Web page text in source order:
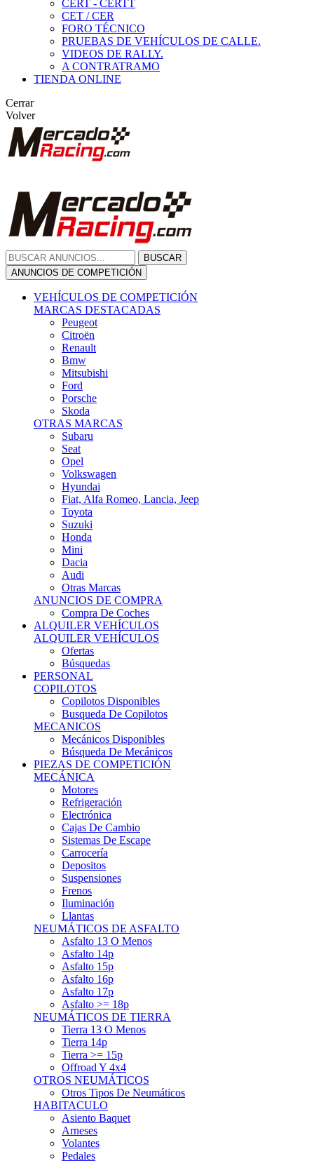
CERT - CERTT
CET / CER
FORO TÉCNICO
PRUEBAS DE VEHÍCULOS DE CALLE.
VIDEOS DE RALLY.
A CONTRATRAMO
TIENDA ONLINE
Cerrar
Volver
BUSCAR
ANUNCIOS DE COMPETICIÓN
VEHÍCULOS DE COMPETICIÓN
MARCAS DESTACADAS
Peugeot
Citroën
Renault
Bmw
Mitsubishi
Ford
Porsche
Skoda
OTRAS MARCAS
Subaru
Seat
Opel
Volkswagen
Hyundai
Fiat, Alfa Romeo, Lancia, Jeep
Toyota
Suzuki
Honda
Mini
Dacia
Audi
Otras Marcas
ANUNCIOS DE COMPRA
Compra De Coches
ALQUILER VEHÍCULOS
ALQUILER VEHÍCULOS
Ofertas
Búsquedas
PERSONAL
COPILOTOS
Copilotos Disponibles
Busqueda De Copilotos
MECANICOS
Mecánicos Disponibles
Búsqueda De Mecánicos
PIEZAS DE COMPETICIÓN
MECÁNICA
Motores
Refrigeración
Electrónica
Cajas De Cambio
Sistemas De Escape
Carrocería
Depositos
Suspensiones
Frenos
Iluminación
Llantas
NEUMÁTICOS DE ASFALTO
Asfalto 13 O Menos
Asfalto 14p
Asfalto 15p
Asfalto 16p
Asfalto 17p
Asfalto >= 18p
NEUMÁTICOS DE TIERRA
Tierra 13 O Menos
Tierra 14p
Tierra >= 15p
Offroad Y 4x4
OTROS NEUMÁTICOS
Otros Tipos De Neumáticos
HABITACULO
Asiento Baquet
Arneses
Volantes
Pedales
Extinción